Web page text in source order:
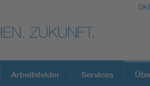
Arbeitsfelder Services